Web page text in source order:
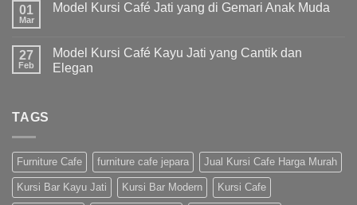
01
Mar
Model Kursi Café Jati yang di Gemari Anak Muda
27
Feb
Model Kursi Café Kayu Jati yang Cantik dan
Elegan
TAGS
Furniture Cafe furniture cafe jepara Jual Kursi Cafe Harga Murah
Kursi Bar Kayu Jati Kursi Bar Modern Kursi Cafe